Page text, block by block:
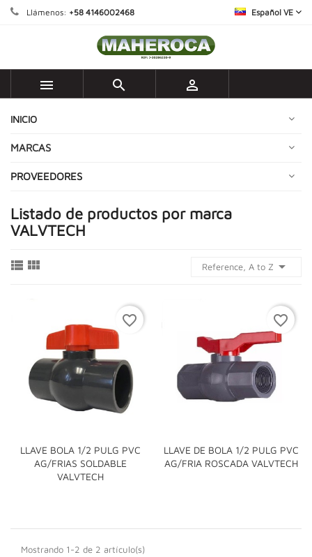
Llámenos: +58 4146002468 Español VE
  
INICIO
MARCAS
PROVEEDORES
Listado de productos por marca
VALVTECH
  Reference, A to Z 
LLAVE BOLA 1/2 PULG PVC
AG/FRIAS SOLDABLE
VALVTECH
favorite_border
LLAVE DE BOLA 1/2 PULG PVC
AG/FRIA ROSCADA VALVTECH
favorite_border
Mostrando 1-2 de 2 artículo(s)